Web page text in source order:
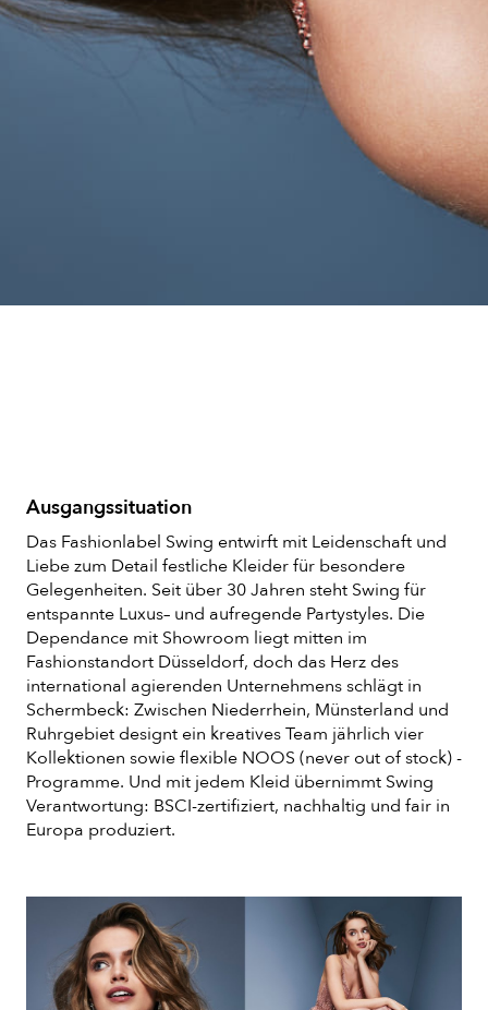
Ausgangssituation
Das Fashionlabel Swing entwirft mit Leidenschaft und
Liebe zum Detail festliche Kleider für besondere
Gelegenheiten. Seit über 30 Jahren steht Swing für
entspannte Luxus– und aufregende Partystyles. Die
Dependance mit Showroom liegt mitten im
Fashionstandort Düsseldorf, doch das Herz des
international agierenden Unternehmens schlägt in
Schermbeck: Zwischen Niederrhein, Münsterland und
Ruhrgebiet designt ein kreatives Team jährlich vier
Kollektionen sowie flexible NOOS (never out ofstock)-
Programme. Und mit jedem Kleid übernimmt Swing
Verantwortung: BSCI-zertifiziert, nachhaltig und fair in
Europa produziert.